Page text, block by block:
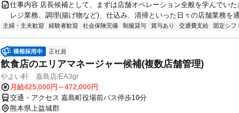
仕事内容 店長候補として、まずは店舗オペレーション全般を学んでいた
レジ業務、調理(揚げ物など)、仕込み、清掃といった日々の店舗業務を
主婦・主夫歓迎 経験者歓迎 社会保険完備 制服貸与 賞与あり 交通費支給 固定シフ
正社員
飲食店のエリアマネージャー候補(複数店舗管理)
やよい軒 嘉島店/EA3gr
月給425,000円～472,000円
交通・アクセス 嘉島町役場前バス停歩10分
熊本県上益城郡